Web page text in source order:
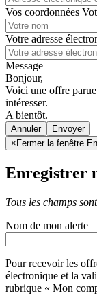
Vos coordonnées
Votre adresse
Message
Bonjour,
Voici une offre
intéresser.
A bientôt.
Annuler
× Fermer la fenêtre
Enregistrer
Tous les champs
Nom de mon alerte
Pour recevoir les
électronique et la
rubrique « Mon